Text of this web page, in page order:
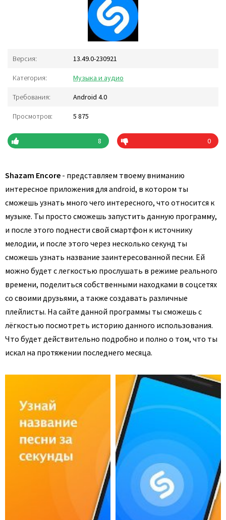
Версия: 13.49.0-230921
Категория: Музыка и аудио
Требования: Android 4.0
Просмотров: 5 875
8 0
Shazam Encore - представляем твоему вниманию
интересное приложения для android, в котором ты
сможешь узнать много чего интересного, что относится к
музыке. Ты просто сможешь запустить данную программу,
и после этого поднести свой смартфон к источнику
мелодии, и после этого через несколько секунд ты
сможешь узнать название заинтересованной песни. Ей
можно будет с легкостью прослушать в режиме реального
времени, поделиться собственными находками в соцсетях
со своими друзьями, а также создавать различные
плейлисты. На сайте данной программы ты сможешь с
лёгкостью посмотреть историю данного использования.
Что будет действительно подробно и полно о том, что ты
искал на протяжении последнего месяца.